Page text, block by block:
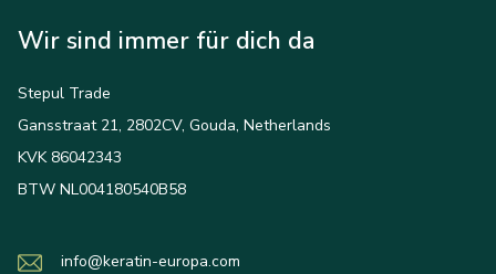
Wir sind immer für dich da
Stepul Trade
Gansstraat 21, 2802CV, Gouda, Netherlands
KVK 86042343
BTW NL004180540B58
info@keratin-europa.com